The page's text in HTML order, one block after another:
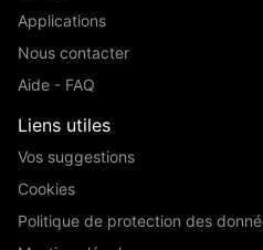
Applications
Nous contacter
Aide - FAQ
Liens utiles
Vos suggestions
Cookies
Politique de protection des